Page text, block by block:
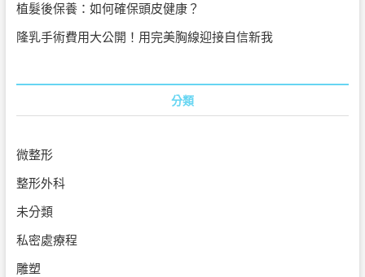
植髮後保養：如何確保頭皮健康？
隆乳手術費用大公開！用完美胸線迎接自信新我
分類
微整形
整形外科
未分類
私密處療程
雕塑